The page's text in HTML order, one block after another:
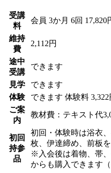
受講
料
会員 3か月 6回 17,820
維持
費
2,112円
途中
受講
できます
見学
できます
体験
できます 体験料
ご案
内
教材費：テキスト代
初回
持参
品
初回・体験時は浴衣
枚、伊達締め、前板
※入会後は着物、帯
からも購入できます（